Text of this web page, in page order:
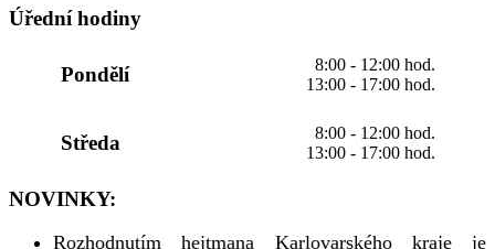
Úřední hodiny
Pondělí
8:00 - 12:00 hod.
13:00 - 17:00 hod.
Středa
8:00 - 12:00 hod.
13:00 - 17:00 hod.
NOVINKY:
Rozhodnutím hejtmana Karlovarského kraje je